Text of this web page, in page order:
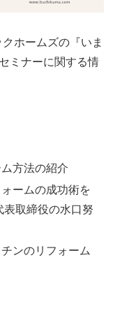
ホームズの『いま
ミナーに関する情
方法の紹介
ームの成功術を
取締役の水口努
ンのリフォーム